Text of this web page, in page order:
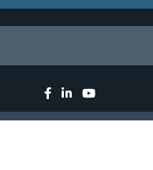
Facebook
LinkedinYouTube